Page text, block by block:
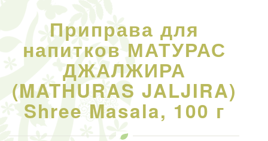
Приправа для
напитков МАТУРАС
ДЖАЛЖИРА
(MATHURAS JALJIRA)
Shree Masala, 100 г